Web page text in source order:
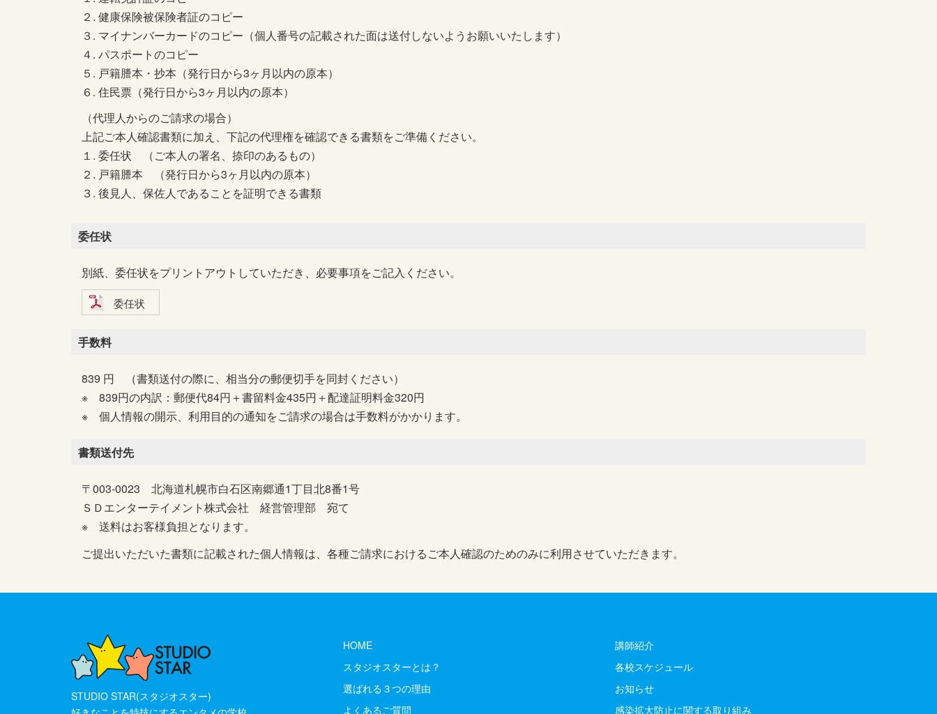
２. 健康保険被保険者証のコピー
３. マイナンバーカードのコピー（個人番号の記載された面は送付しないようお願いいたします）
４. パスポートのコピー
５. 戸籍謄本・抄本（発行日から3ヶ月以内の原本）
６. 住民票（発行日から3ヶ月以内の原本）
（代理人からのご請求の場合）
上記ご本人確認書類に加え、下記の代理権を確認できる書類をご準備ください。
１. 委任状 （ご本人の署名、捺印のあるもの）
２. 戸籍謄本 （発行日から3ヶ月以内の原本）
３. 後見人、保佐人であることを証明できる書類
委任状
別紙、委任状をプリントアウトしていただき、必要事項をご記入ください。
委任状
手数料
839 円 （書類送付の際に、相当分の郵便切手を同封ください）
※ 839円の内訳：郵便代84円＋書留料金435円＋配達証明料金320円
※ 個人情報の開示、利用目的の通知をご請求の場合は手数料がかかります。
書類送付先
〒003-0023 北海道札幌市白石区南郷通1丁目北8番1号
ＳＤエンターテイメント株式会社 経営管理部 宛て
※ 送料はお客様負担となります。
ご提出いただいた書類に記載された個人情報は、各種ご請求におけるご本人確認のためのみに利用させていただきます。
STUDIO STAR(スタジオスター)
HOME
スタジオスターとは？
選ばれる３つの理由
よくあるご質問
講師紹介
各校スケジュール
お知らせ
感染拡大防止に関する取り組み